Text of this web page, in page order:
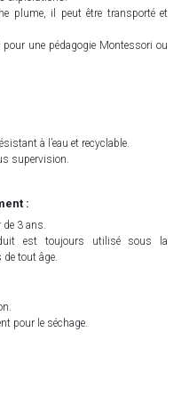
plume, il peut être transporté et
pour une pédagogie Montessori ou
à l’eau et recyclable.
supervision.
:
3 ans.
est toujours utilisé sous la
tout âge.
pour le séchage.